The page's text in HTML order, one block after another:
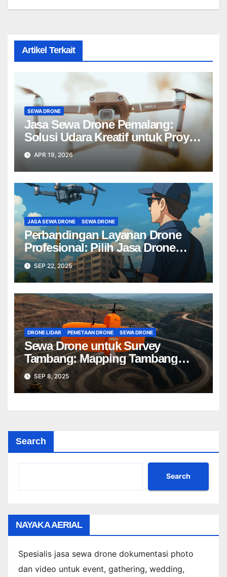
Artikel Terkait
SEWA DRONE
Jasa Sewa Drone Pemalang:
Solusi Udara Kreatif untuk Proyek
Anda Tanpa Batas】
APR 19, 2026
JASA SEWA DRONE SEWA DRONE
Perbandingan Layanan Drone
Profesional: Pilih Jasa Drone
Terbaik untuk Proyek Anda
SEP 22, 2025
DRONE LIDAR PEMETAAN DRONE SEWA DRONE
Sewa Drone untuk Survey
Tambang: Mapping Tambang
Profesional Lebih Cepat & Akurat
SEP 8, 2025
Search
Search
NAYAKA AERIAL
Spesialis jasa sewa drone dokumentasi photo
dan video untuk event, gathering, wedding,